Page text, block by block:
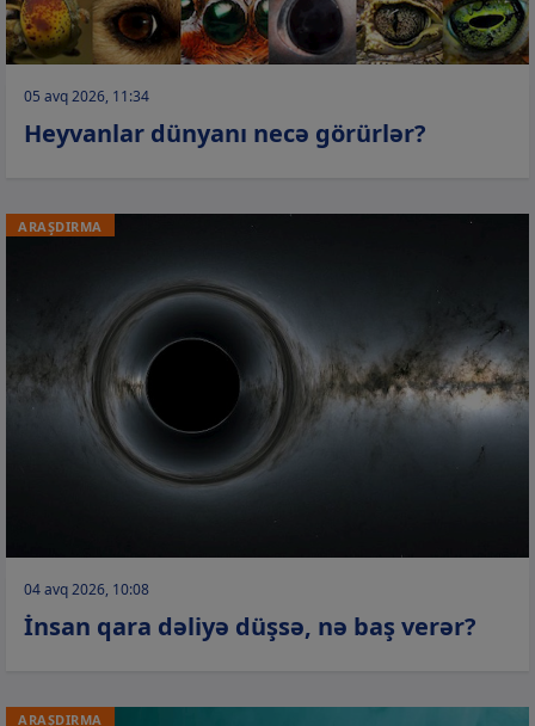
05 avq 2026, 11:34
Heyvanlar dünyanı necə görürlər?
ARAŞDIRMA
04 avq 2026, 10:08
İnsan qara dəliyə düşsə, nə baş verər?
ARAŞDIRMA